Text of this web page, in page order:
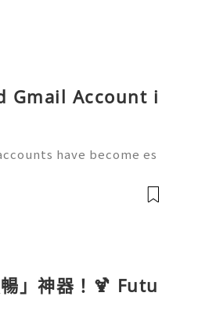
Gmail Account i
have become es
for communication,
」神器！🍹 Futu